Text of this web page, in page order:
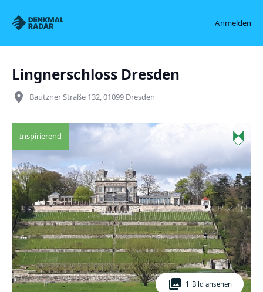
Denkmalradar Anmelden
Lingnerschloss Dresden
place Bautzner Straße 132, 01099 Dresden
photo_library 1 Bild ansehen
Inspirierend